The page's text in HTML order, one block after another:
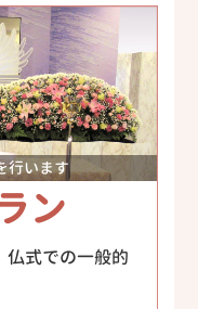
行います
ン
仏式での一般的